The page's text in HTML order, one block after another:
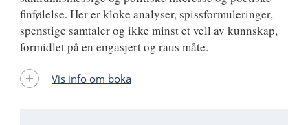
finfølelse. Her er kloke analyser, spissformuleringer,
spenstige samtaler og ikke minst et vell av kunnskap,
formidlet på en engasjert og raus måte.
Vis info om boka